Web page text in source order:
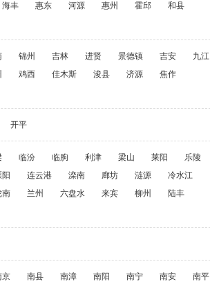
海丰 惠东 河源 惠州 霍邱
和县
锦州 吉林 进贤 景德镇 吉安
九江
鸡西 佳木斯 浚县 济源
焦作
开平
临汾 临朐 利津 梁山 莱阳
乐陵
连云港 滦南 廊坊 涟源
冷水江
南 兰州 六盘水 来宾 柳州
陆丰
京 南县 南漳 南阳 南宁 南安
南平